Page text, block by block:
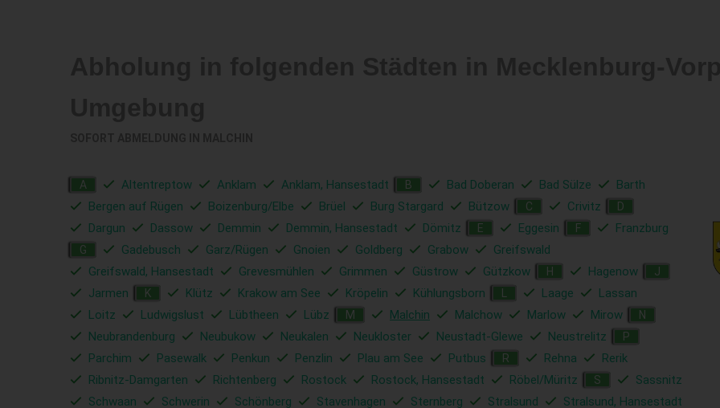
A Altentreptow Anklam Anklam, Hansestadt B Bad Doberan Bad Sülze
Barth
Bergen auf Rügen
Boizenburg/Elbe Brüel Burg Stargard Bützow C Crivitz D
Dargun Dassow Demmin Demmin, Hansestadt Dömitz E Eggesin F Franzburg
G Gadebusch Garz/Rügen Gnoien Goldberg Grabow
Greifswald
Greifswald, Hansestadt
Grevesmühlen Grimmen Güstrow Gützkow H Hagenow J
Jarmen K Klütz Krakow am See Kröpelin Kühlungsborn Laage
Lassan
Loitz
Ludwigslust Lübtheen Lübz M Malchin Malchow Marlow Mirow N
Neubrandenburg Neubukow Neukalen Neukloster Neustadt-Glewe Neustrelitz P
Parchim Pasewalk Penkun Penzlin Plau am See Putbus R Rehna
Rerik
Ribnitz-Damgarten
Richtenberg Rostock Rostock, Hansestadt Röbel/Müritz S
Sassnitz
Schwaan
Schwerin Schönberg Stavenhagen Sternberg Stralsund
Stralsund, Hansestadt